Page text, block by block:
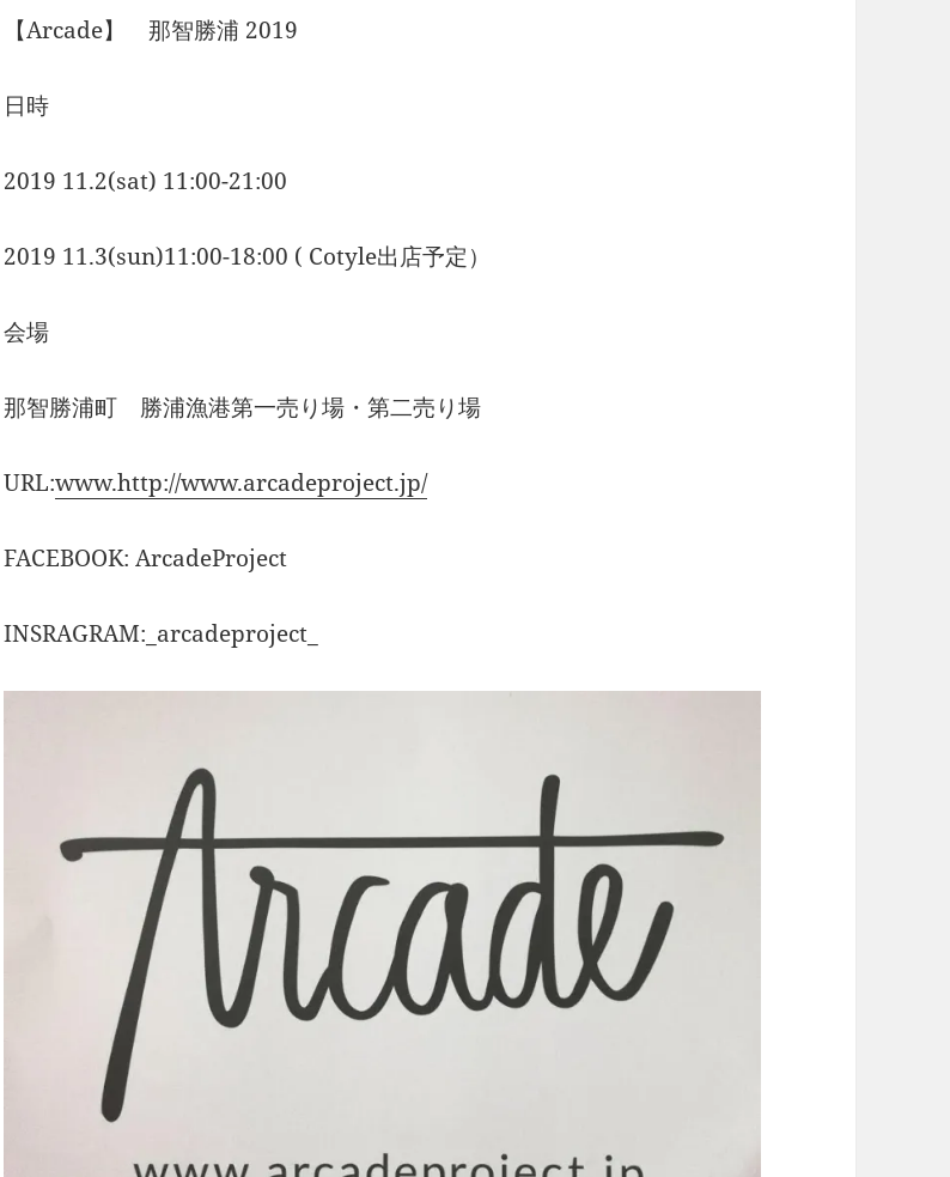
【Arcade】 那智勝浦 2019
日時
2019 11.2(sat) 11:00-21:00
2019 11.3(sun)11:00-18:00 ( Cotyle出店予定）
会場
那智勝浦町 勝浦漁港第一売り場・第二売り場
URL:www.http://www.arcadeproject.jp/
FACEBOOK: ArcadeProject
INSRAGRAM:_arcadeproject_